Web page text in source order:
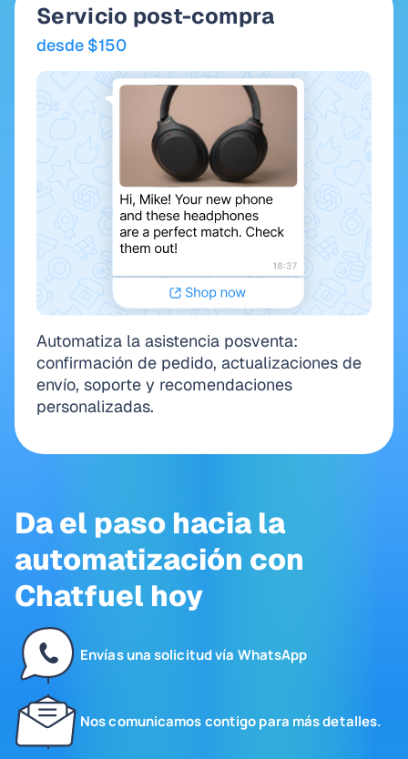
Servicio post-compra
desde $150
Automatiza la asistencia posventa:
confirmación de pedido, actualizaciones de
envío, soporte y recomendaciones
personalizadas.
Da el paso hacia la
automatización con
Chatfuel hoy
Envías una solicitud vía WhatsApp
Nos comunicamos contigo para más detalles.